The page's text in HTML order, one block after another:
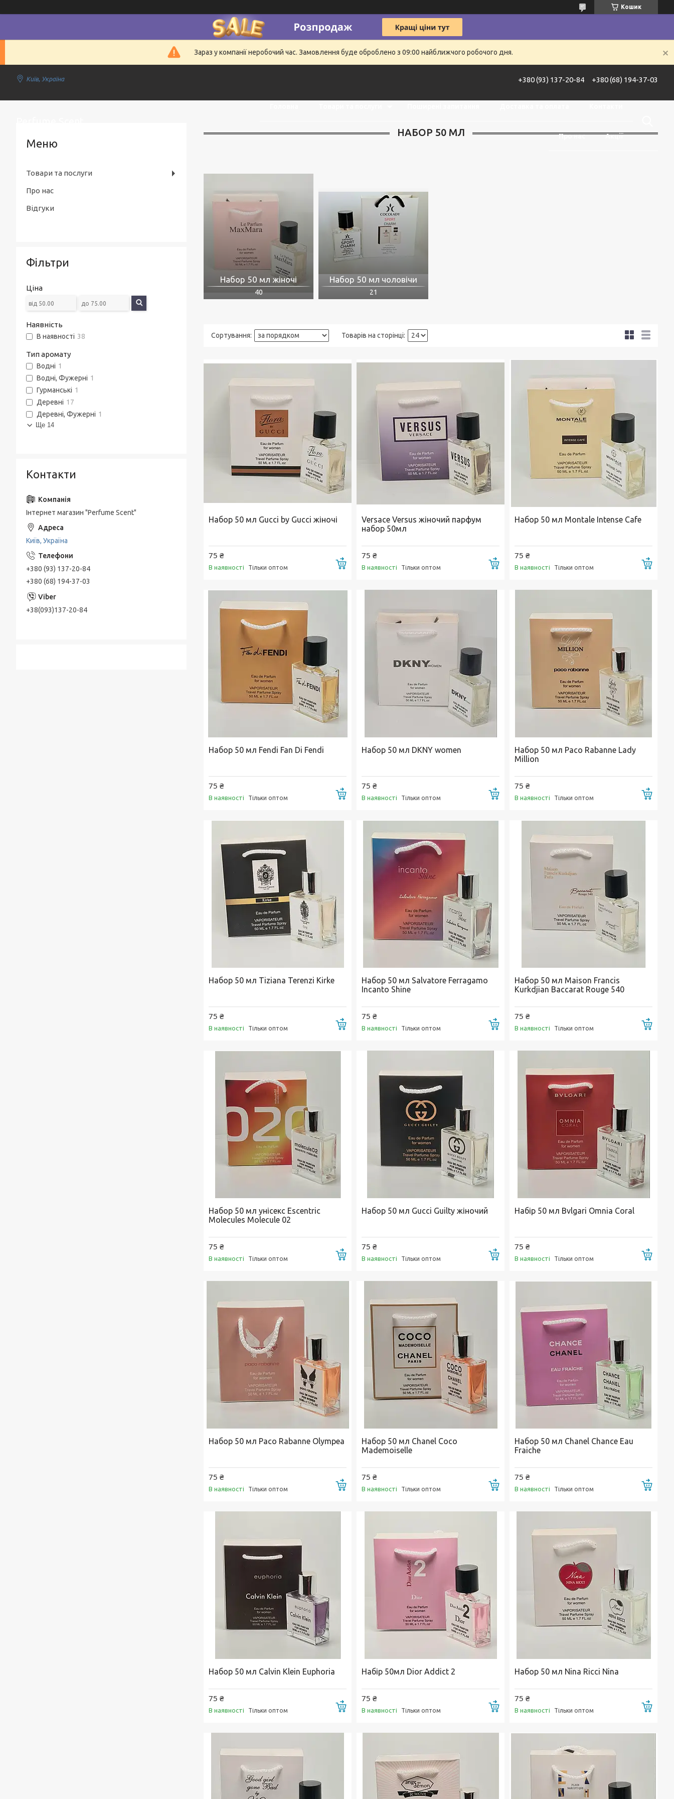
Кошик
Зараз у компанії неробочий час. Замовлення буде оброблено з 09:00 найближчого робочого дня.
Київ, Україна +380 (93) 137-20-84 +380 (68) 194-37-03
Про нас Акції
НАБОР 50 МЛ
Набор 50 мл жіночі
40
Набор 50 мл чоловічи
21
Набор 50 мл Gucci by Gucci жіночі
75 ₴
В наявності Тільки оптом Купити
Versace Versus жіночий парфум
набор 50мл
75 ₴
В наявності Тільки оптом Купити
Набор 50 мл Montale Intense Cafe
75 ₴
В наявності Тільки оптом
Набор 50 мл Fendi Fan Di Fendi
75 ₴
В наявності Тільки оптом Купити
Набор 50 мл DKNY women
75 ₴
В наявності Тільки оптом Купити
Набор 50 мл Paco Rabanne Lady
Million
75 ₴
В наявності Тільки оптом
Набор 50 мл Tiziana Terenzi Kirke
75 ₴
В наявності Тільки оптом Купити
Набор 50 мл Salvatore Ferragamo
Incanto Shine
75 ₴
В наявності Тільки оптом Купити
Набор 50 мл Maison Francis
Kurkdjian Baccarat Rouge 540
75 ₴
В наявності Тільки оптом
Набор 50 мл унісекс Escentric
Molecules Molecule 02
75 ₴
В наявності Тільки оптом Купити
Набор 50 мл Gucci Guilty жіночий
75 ₴
В наявності Тільки оптом Купити
Набір 50 мл Bvlgari Omnia Coral
75 ₴
В наявності Тільки оптом
Набор 50 мл Paco Rabanne Olympea
75 ₴
В наявності Тільки оптом Купити
Набор 50 мл Chanel Coco
Mademoiselle
75 ₴
В наявності Тільки оптом Купити
Набор 50 мл Chanel Chance Eau
Fraiche
75 ₴
В наявності Тільки оптом
Набор 50 мл Calvin Klein Euphoria
75 ₴
В наявності Тільки оптом Купити
Набір 50мл Dior Addict 2
75 ₴
В наявності Тільки оптом Купити
Набор 50 мл Nina Ricci Nina
75 ₴
В наявності Тільки оптом
Товари та послуги
Про нас
Відгуки
Фільтри
Ціна
Наявність
В наявності 38
Тип аромату
Водні 1
Водні, Фужерні 1
Гурманські 1
Деревні 17
Деревні, Фужерні 1
Ще 14
Контакти
Інтернет магазин "Perfume Scent"
Київ, Україна
+380 (93) 137-20-84
+380 (68) 194-37-03
+38(093)137-20-84